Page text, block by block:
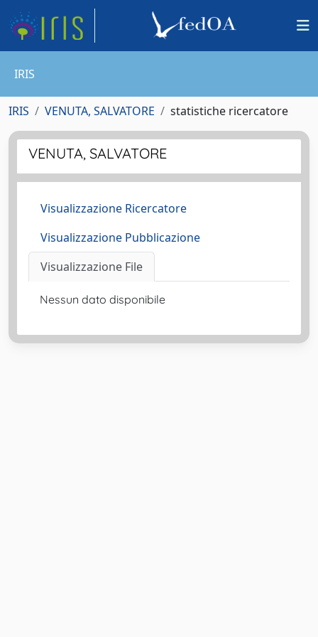
IRIS
IRIS VENUTA, SALVATORE statistiche ricercatore
VENUTA, SALVATORE
Visualizzazione Ricercatore
Visualizzazione Pubblicazione
Visualizzazione File
Nessun dato disponibile